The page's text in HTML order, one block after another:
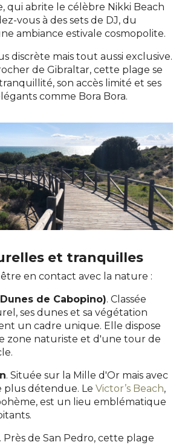
qui abrite le célèbre Nikki Beach
vous à des sets de DJ, du
ambiance estivale cosmopolite.
discrète mais tout aussi exclusive.
de Gibraltar, cette plage se
son accès limité et ses
comme Bora Bora.
et tranquilles
en contact avec la nature :
de Cabopino). Classée
ses dunes et sa végétation
un cadre unique. Elle dispose
zone naturiste et d'une tour de
. Située sur la Mille d'Or mais avec
plus détendue. Le Victor’s Beach,
est un lieu emblématique
. Près de San Pedro, cette plage